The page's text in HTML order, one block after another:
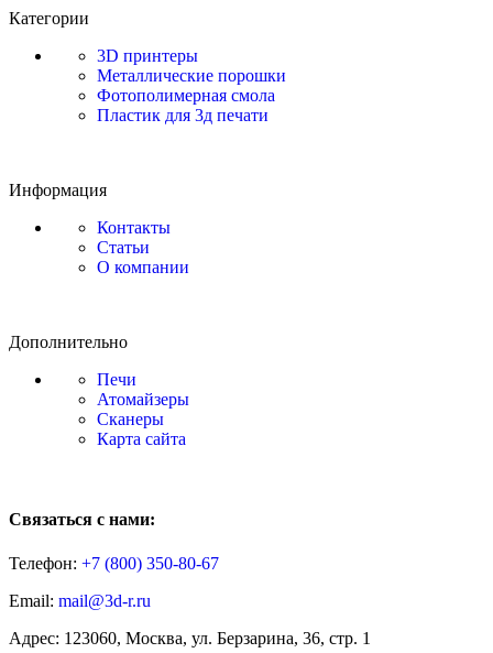
Категории
3D принтеры
Металлические порошки
Фотополимерная смола
Пластик для 3д печати
Информация
Контакты
Статьи
О компании
Дополнительно
Печи
Атомайзеры
Сканеры
Карта сайта
Связаться с нами:
Телефон: +7 (800) 350-80-67
Email: mail@3d-r.ru
Адрес: 123060, Москва, ул. Берзарина, 36, стр. 1